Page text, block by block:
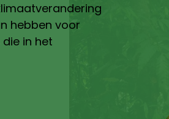
hebben voor
in het